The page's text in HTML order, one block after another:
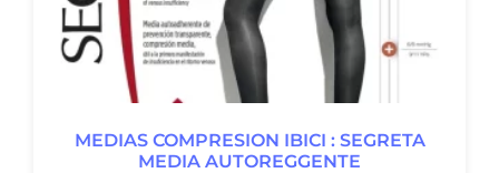
MEDIAS COMPRESION IBICI : SEGRETA
MEDIA AUTOREGGENTE